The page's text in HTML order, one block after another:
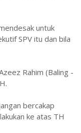
untuk
SPV itu dan bila
Rahim (Baling -
bercakap
ke atas TH